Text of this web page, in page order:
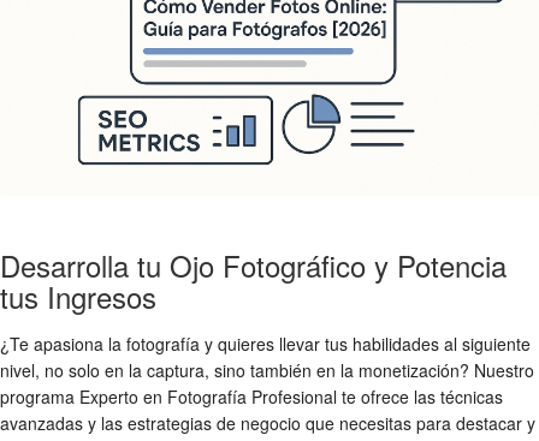
Desarrolla tu Ojo Fotográfico y Potencia
tus Ingresos
¿Te apasiona la fotografía y quieres llevar tus habilidades al siguiente
nivel, no solo en la captura, sino también en la monetización? Nuestro
programa Experto en Fotografía Profesional te ofrece las técnicas
avanzadas y las estrategias de negocio que necesitas para destacar y